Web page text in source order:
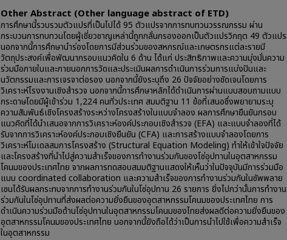
Other Abstract (Other language abstract of ETD)
การศึกษานี้รวบรวมตัวแปรที่เป็นไปได้ 95 ตัวแปรจากการทบทวนวรรณกรรม ผ่าน
กระบวนการทบทวนโดยผู้เชี่ยวชาญเหล่านี้ถูกกลั่นกรองออกเป็นตัวแปรวิกฤต 49 ตัวแปร
นอกจากนี้การศึกษานำร่องโดยการมีส่วนร่วมของสหกรณ์และเกษตรกรแต่ละรายมี
วัตถุประสงค์เพื่อพัฒนากรอบแนวคิดใน 6 ด้าน ได้แก่ ประสิทธิภาพและความมุ่งมั่นความ
ร่วมมือภายในและภายนอกการวัดและประเมินผลการดำเนินการร่วมการแบ่งปันและ
นวัตกรรมและการเจรจาต่อรอง นอกจากนี้ยังระบุถึง 26 ปัจจัยอย่างชัดเจนโดยการ
วิเคราะห์โรงงานเชิงสำรวจ นอกจากนี้การศึกษาหลักได้ดำเนินการผ่านแบบสอบถามแบบ
กระดาษโดยมีผู้เข้าร่วม 1,224 คนทั่วประเทศ สมมติฐาน 11 ข้อที่เสนอซึ่งพยายามระบุ
ความสัมพันธ์เชิงโครงสร้างระหว่างโครงสร้างในแบบจำลอง ผลการศึกษายืนยันกรอบ
แนวคิดที่ได้นำเสนอจากการวิเคราะห์องค์ประกอบเชิงสำรวจ (EFA) และแบบจำลองที่ได้
รับจากการวิเคราะห์องค์ประกอบเชิงยืนยัน (CFA) และการสร้างแบบจำลองโดยการ
วิเคราะห์โมเดลสมการโครงสร้าง (Structural Equation Modeling) ทำให้เข้าใจปัจจัย
และโครงสร้างที่นำไปสู่ความสำเร็จของการทำงานร่วมกันของโซ่อุปทานในอุตสาหกรรม
โคนมของประเทศไทย จากผลการทดสอบสมมติฐานแสดงให้เห็นว่าในปัจจุบันมีการร่วมมือ
แบบ coordinated collaboration และความสำเร็จของการทำงานร่วมกันในซัพพลาย
เชนได้รับผลกระทบจากการทำงานร่วมกันในโซ่อุปทาน 26 รายการ ยิ่งไปกว่านั้นการทำงาน
ร่วมกันในโซ่อุปทานที่ส่งผลต่อความยั่งยืนของอุตสาหกรรมโคนมของประเทศไทย การ
ดำเนินความร่วมมือด้านโซ่อุปทานในอุตสาหกรรมโคนมของไทยส่งผลดีต่อความยั่งยืนของ
อุตสาหกรรมโคนมของประเทศไทย นอกจากนี้ยังถือได้ว่าเป็นการนำไปใช้เพื่อความสำเร็จ
ในอุตสาหกรรม